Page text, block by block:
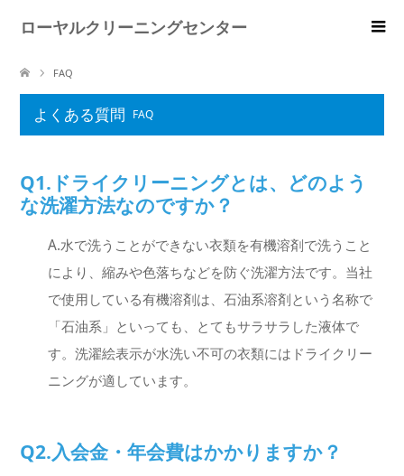
ローヤルクリーニングセンター
FAQ
よくある質問 FAQ
Q1.ドライクリーニングとは、どのよう
な洗濯方法なのですか？
A.水で洗うことができない衣類を有機溶剤で洗うこと
により、縮みや色落ちなどを防ぐ洗濯方法です。当社
で使用している有機溶剤は、石油系溶剤という名称で
「石油系」といっても、とてもサラサラした液体で
す。洗濯絵表示が水洗い不可の衣類にはドライクリー
ニングが適しています。
Q2.入会金・年会費はかかりますか？